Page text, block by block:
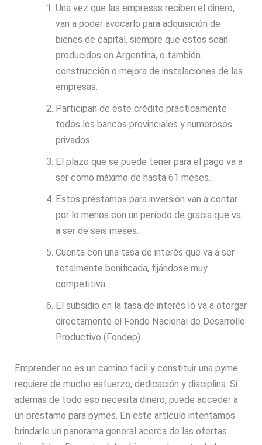
Una vez que las empresas reciben el dinero,
van a poder avocarlo para adquisición de
bienes de capital, siempre que estos sean
producidos en Argentina, o también
construcción o mejora de instalaciones de las
empresas.
Participan de este crédito prácticamente
todos los bancos provinciales y numerosos
privados.
El plazo que se puede tener para el pago va a
ser como máximo de hasta 61 meses.
Estos préstamos para inversión van a contar
por lo menos con un período de gracia que va
a ser de seis meses.
Cuenta con una tasa de interés que va a ser
totalmente bonificada, fijándose muy
competitiva.
El subsidio en la tasa de interés lo va a otorgar
directamente el Fondo Nacional de Desarrollo
Productivo (Fondep).
Emprender no es un camino fácil y constituir una pyme
requiere de mucho esfuerzo, dedicación y disciplina. Si
además de todo eso necesita dinero, puede acceder a
un préstamo para pymes. En este artículo intentamos
brindarle un panorama general acerca de las ofertas